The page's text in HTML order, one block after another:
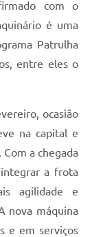
com o
é uma
Patrulha
entre eles o
ocasião
na capital e
a chegada
a frota
agilidade e
nova máquina
e em serviços